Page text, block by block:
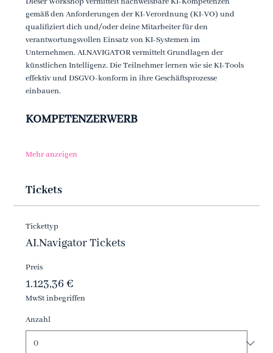
gemäß den Anforderungen der KI-Verordnung (KI-VO) und
qualifiziert dich und/oder deine Mitarbeiter für den
verantwortungsvollen Einsatz von KI-Systemen im
Unternehmen. AI.NAVIGATOR vermittelt Grundlagen der
künstlichen Intelligenz. Die Teilnehmer lernen wie sie KI-Tools
effektiv und DSGVO-konform in ihre Geschäftsprozesse
einbauen.
KOMPETENZERWERB
Mehr anzeigen
Tickets
Tickettyp
AI.Navigator Tickets
Preis
1.123,36 €
MwSt inbegriffen
Anzahl